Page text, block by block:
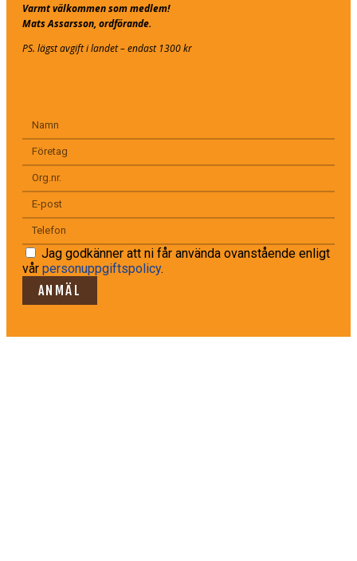
Varmt välkommen som medlem!
Mats Assarsson, ordförande.
PS. lägst avgift i landet – endast 1300 kr
Jag godkänner att ni får använda ovanstående enligt
vår personuppgiftspolicy.
ANMÄL